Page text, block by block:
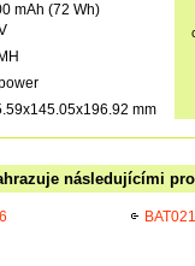
mAh (72 Wh)
mm
následujícími
BAT021